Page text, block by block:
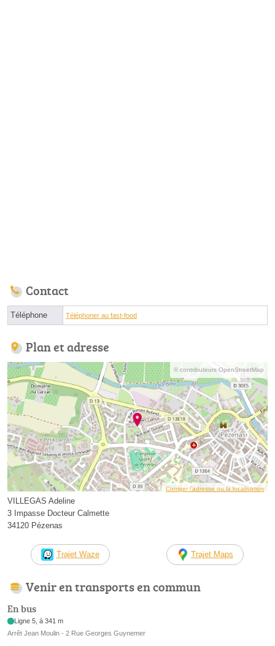
Contact
Téléphone Téléphoner au fast-food
Plan et adresse
© contributeurs OpenStreetMap
Corriger l’adresse ou la localisation
VILLEGAS Adeline
3 Impasse Docteur Calmette
34120 Pézenas
Trajet Waze Trajet Maps
Venir en transports en commun
En bus
Ligne 5, à 341 m
Arrêt Jean Moulin - 2 Rue Georges Guynemer